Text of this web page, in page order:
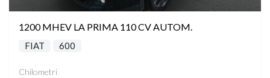
1200 MHEV LA PRIMA 110 CV AUTOM.
FIAT 600
Chilometri